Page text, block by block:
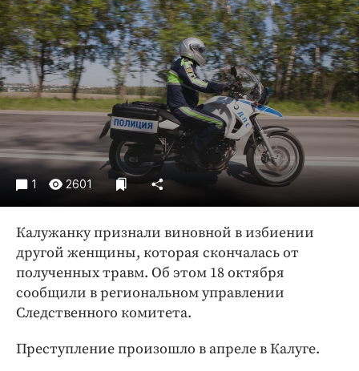
Культура
Недвижимость и ЖКХ
Образование
Общество
Погода
Праздники
Происшествия
Спорт
Экономика и бизнес
ПРОЕКТЫ
Блоги
Медиаперсона
Клиника года
1 2601
Калужанку признали виновной в избиении
другой женщины, которая скончалась от
полученных травм. Об этом 18 октября
сообщили в региональном управлении
Следственного комитета.
Преступление произошло в апреле в Калуге.